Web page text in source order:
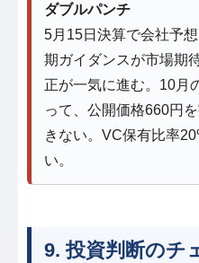
ダブルパンチ
5月15日決算で会社予
期ガイダンスが市場期
正が一気に進む。10月
って、公開価格660円
きない。VC保有比率
い。
9. 投資判断のチ